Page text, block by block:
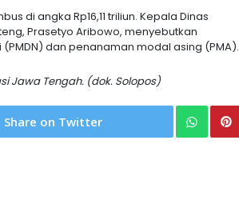
di angka Rp16,11 triliun. Kepala Dinas
Prasetyo Aribowo, menyebutkan
dan penanaman modal asing (PMA).
Jawa Tengah. (dok. Solopos)
Share on Twitter